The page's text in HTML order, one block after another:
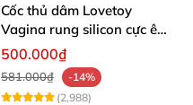
Cốc thủ dâm Lovetoy
Vagina rung silicon cực êm
dịu
500.000₫
581.000₫
-14%
(2,988)